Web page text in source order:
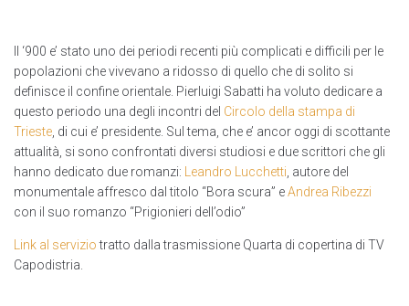
Il ‘900 e’ stato uno dei periodi recenti più complicati e difficili per le
popolazioni che vivevano a ridosso di quello che di solito si
definisce il confine orientale. Pierluigi Sabatti ha voluto dedicare a
questo periodo una degli incontri del Circolo della stampa di
Trieste , di cui e’ presidente. Sul tema, che e’ ancor oggi di scottante
attualità, si sono confrontati diversi studiosi e due scrittori che gli
hanno dedicato due romanzi: Leandro Lucchetti , autore del
monumentale affresco dal titolo “Bora scura” eAndrea Ribezzi
con il suo romanzo “Prigionieri dell’odio”
Link al serviziotratto dalla trasmissione Quarta di copertina di TV
Capodistria.